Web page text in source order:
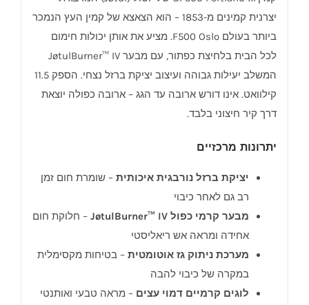
יצרנית קמינים מ-1853 – הוא הצאצא של קמין העץ הנמכר
ביותר בעולם F500 Oslo. מציע את אותן יכולות חימום
לכל הבית בלחיצת כפתור, עם מבער JøtulBurner™ IV
המשלב יעילות גבוהה ועיצוב יציקת ברזל נצחי. הספק 11.5
קילוואט. אינו דורש ארובה עד הגג – ארובה כפולה יוצאת
דרך קיר חיצוני בלבד.
יתרונות מרכזיים
יציקת ברזל נורבגית איכותית– שומרת חום זמן
רב גם לאחר כיבוי
מבער קרמי כפול JøtulBurner™ IV
– חלוקת חום
אחידה ומראה אש ריאליסטי
מערכת ניתוק גז אוטומטית– בטיחות מקסימלית
במקרה של כיבוי להבה
לוגים קרמיים דמוי עצים – מראה טבעי ואותנטי